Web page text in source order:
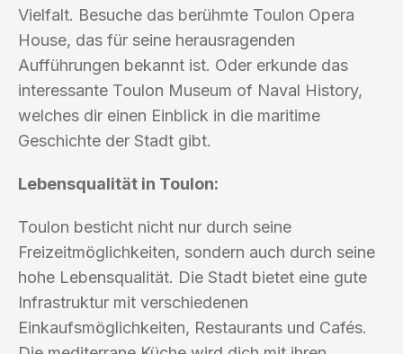
Vielfalt. Besuche das berühmte Toulon Opera
House, das für seine herausragenden
Aufführungen bekannt ist. Oder erkunde das
interessante Toulon Museum of Naval History,
welches dir einen Einblick in die maritime
Geschichte der Stadt gibt.
Lebensqualität in Toulon:
Toulon besticht nicht nur durch seine
Freizeitmöglichkeiten, sondern auch durch seine
hohe Lebensqualität. Die Stadt bietet eine gute
Infrastruktur mit verschiedenen
Einkaufsmöglichkeiten, Restaurants und Cafés.